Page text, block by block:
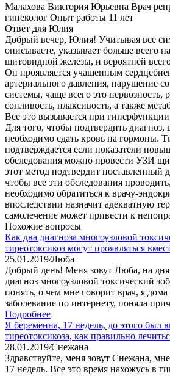
Малахова Виктория Юрьевна Врач
гинеколог Опыт работы 11 лет
Ответ для Юлия
Добрый вечер, Юлия! Учитывая все
описываете, указывает больше всего
щитовидной железы, и вероятней
Он проявляется учащенным
артериального давления, нарушение
системы, чаще всего это нервозность,
сонливость, плаксивость, а также
Все это вызывается при
Для того, чтобы подтвердить диагноз,
необходимо сдать кровь на гормоны.
подтверждается если показатели
обследования можно провести УЗИ
этот метод подтвердит поставленный
чтобы все эти обследования
необходимо обратиться к врачу-
впоследствии назначит адекватную
самолечение может привести к
Похожие вопросы
Как два диагноза многоузловой
тиреотоксикоз могут проявляться
25.01.2019/Люба
Добрый день! Меня зовут Люба, на
диагноз многоузловой токсический
понять, о чем мне говорит врач, я дома
заболевание по интернету, поняла
Подробнее
Я беременна, 17 недель, до этого был
тиреотоксикоза, как правильно
28.01.2019/Снежана
Здравствуйте, меня зовут Снежана,
17 недель. Все это время нахожусь в